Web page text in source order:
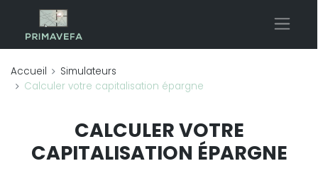
Accueil
Simulateurs
Calculer votre capitalisation épargne
CALCULER VOTRE
CAPITALISATION ÉPARGNE